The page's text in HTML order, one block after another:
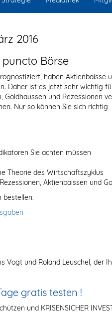
2016
Börse
haben Aktienbaisse
Daher ist es jetzt sehr wichtig
Goldhaussen und Rezessionen
Nur so können Sie sich richtig
Sie achten müssen
Theorie des Wirtschaftszyklus
Aktienbaissen und
bestellen:
Vogt und Roland Leuschel, der
gratis testen !
und KRISENSICHER